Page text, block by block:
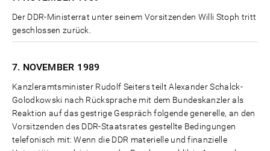
Der DDR-Ministerrat unter seinem Vorsitzenden Willi Stoph tritt
geschlossen zurück.
7. NOVEMBER 1989
Kanzleramtsminister Rudolf Seiters teilt Alexander Schalck-
Golodkowski nach Rücksprache mit dem Bundeskanzler als
Reaktion auf das gestrige Gespräch folgende generelle, an den
Vorsitzenden des DDR-Staatsrates gestellte Bedingungen
telefonisch mit: Wenn die DDR materielle und finanzielle